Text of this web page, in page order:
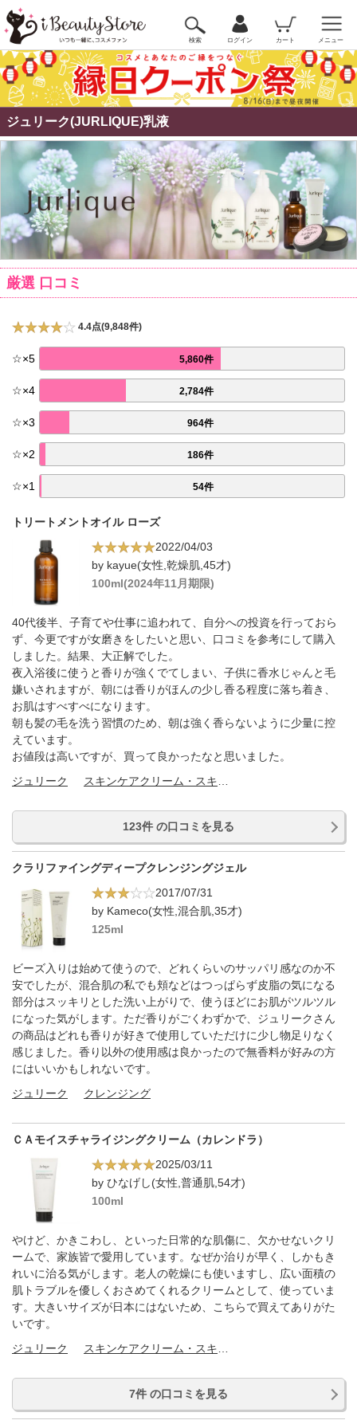
検索 ログイン カート メニュー
ジュリーク(JURLIQUE)乳液
厳選 口コミ
4.4点(9,848件)
☆×5 5,860件
☆×4 2,784件
☆×3 964件
☆×2 186件
☆×1 54件
トリートメントオイル ローズ
2022/04/03
by kayue(女性,乾燥肌,45才)
100ml(2024年11月期限)
40代後半、子育てや仕事に追われて、自分への投資を行っておら
ず、今更ですが女磨きをしたいと思い、口コミを参考にして購入
しました。結果、大正解でした。
夜入浴後に使うと香りが強くでてしまい、子供に香水じゃんと毛
嫌いされますが、朝には香りがほんの少し香る程度に落ち着き、
お肌はすべすべになります。
朝も髪の毛を洗う習慣のため、朝は強く香らないように少量に控
えています。
お値段は高いですが、買って良かったなと思いました。
ジュリーク
123件 の口コミを見る
クラリファイングディープクレンジングジェル
2017/07/31
by Kameco(女性,混合肌,35才)
125ml
ビーズ入りは始めて使うので、どれくらいのサッパリ感なのか不
安でしたが、混合肌の私でも頬などはつっぱらず皮脂の気になる
部分はスッキリとした洗い上がりで、使うほどにお肌がツルツル
になった気がします。ただ香りがごくわずかで、ジュリークさん
の商品はどれも香りが好きで使用していただけに少し物足りなく
感じました。香り以外の使用感は良かったので無香料が好みの方
にはいいかもしれないです。
ジュリーク
クレンジング
ＣＡモイスチャライジングクリーム（カレンドラ）
2025/03/11
by ひなげし(女性,普通肌,54才)
100ml
やけど、かきこわし、といった日常的な肌傷に、欠かせないクリ
ームで、家族皆で愛用しています。なぜか治りが早く、しかもき
れいに治る気がします。老人の乾燥にも使いますし、広い面積の
肌トラブルを優しくおさめてくれるクリームとして、使っていま
す。大きいサイズが日本にはないため、こちらで買えてありがた
いです。
ジュリーク
7件 の口コミを見る